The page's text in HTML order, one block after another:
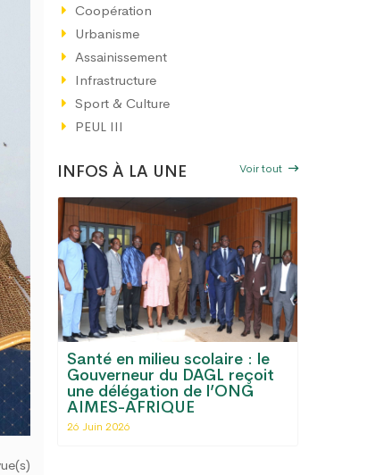
Coopération
Urbanisme
Assainissement
Infrastructure
Sport & Culture
PEUL III
INFOS À LA UNE Voir tout
Santé en milieu scolaire : le
Gouverneur du DAGL reçoit
une délégation de l’ONG
AIMES-AFRIQUE
26 Juin 2026